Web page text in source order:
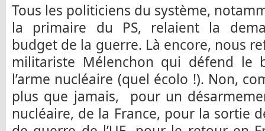
Tous les politiciens du système,
la primaire du PS, relaient la
budget de la guerre. Là encore, nous
militariste Mélenchon qui défend le
l’arme nucléaire (quel écolo !). Non,
plus que jamais, pour un
nucléaire, de la France, pour la sortie